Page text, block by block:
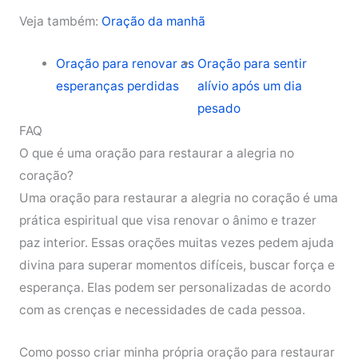
Veja também: Oração da manhã
Oração para renovar as
esperanças perdidas
Oração para sentir
alívio após um dia
pesado
FAQ
O que é uma oração para restaurar a alegria no
coração?
Uma oração para restaurar a alegria no coração é uma
prática espiritual que visa renovar o ânimo e trazer
paz interior. Essas orações muitas vezes pedem ajuda
divina para superar momentos difíceis, buscar força e
esperança. Elas podem ser personalizadas de acordo
com as crenças e necessidades de cada pessoa.
Como posso criar minha própria oração para restaurar